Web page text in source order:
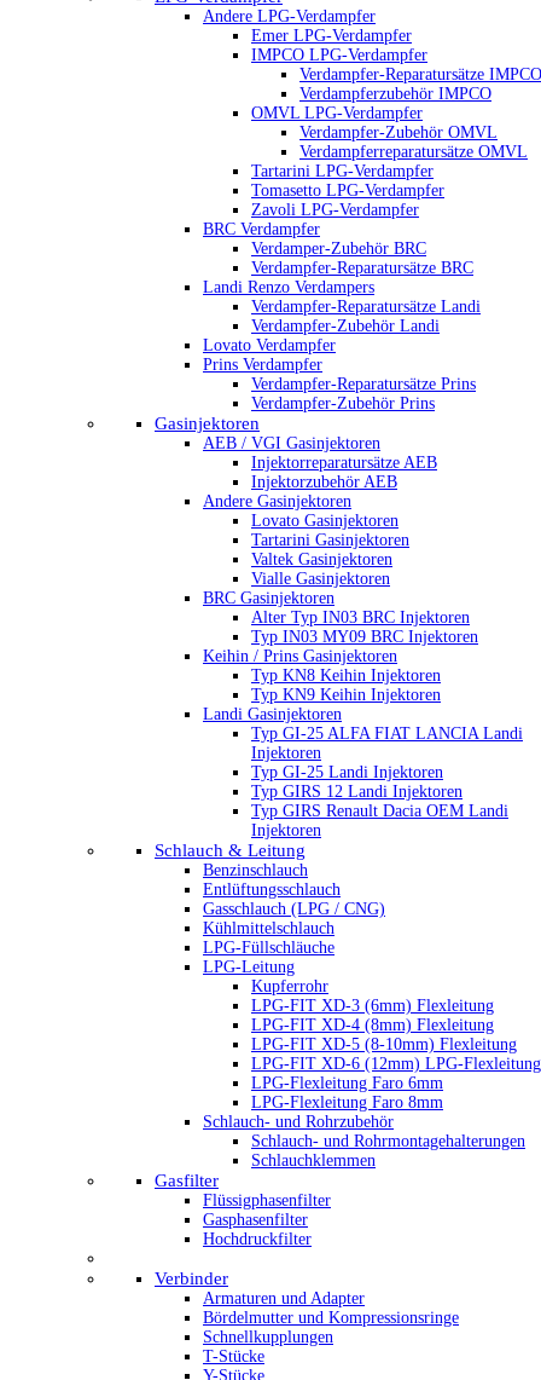
Andere LPG-Verdampfer
Emer LPG-Verdampfer
IMPCO LPG-Verdampfer
Verdampfer-Reparatursätze IMPCO
Verdampferzubehör IMPCO
OMVL LPG-Verdampfer
Verdampfer-Zubehör OMVL
Verdampferreparatursätze OMVL
Tartarini LPG-Verdampfer
Tomasetto LPG-Verdampfer
Zavoli LPG-Verdampfer
BRC Verdampfer
Verdamper-Zubehör BRC
Verdampfer-Reparatursätze BRC
Landi Renzo Verdampers
Verdampfer-Reparatursätze Landi
Verdampfer-Zubehör Landi
Lovato Verdampfer
Prins Verdampfer
Verdampfer-Reparatursätze Prins
Verdampfer-Zubehör Prins
Gasinjektoren
AEB / VGI Gasinjektoren
Injektorreparatursätze AEB
Injektorzubehör AEB
Andere Gasinjektoren
Lovato Gasinjektoren
Tartarini Gasinjektoren
Valtek Gasinjektoren
Vialle Gasinjektoren
BRC Gasinjektoren
Alter Typ IN03 BRC Injektoren
Typ IN03 MY09 BRC Injektoren
Keihin / Prins Gasinjektoren
Typ KN8 Keihin Injektoren
Typ KN9 Keihin Injektoren
Landi Gasinjektoren
Typ GI-25 ALFA FIAT LANCIA Landi
Injektoren
Typ GI-25 Landi Injektoren
Typ GIRS 12 Landi Injektoren
Typ GIRS Renault Dacia OEM Landi
Injektoren
Schlauch & Leitung
Benzinschlauch
Entlüftungsschlauch
Gasschlauch (LPG / CNG)
Kühlmittelschlauch
LPG-Füllschläuche
LPG-Leitung
Kupferrohr
LPG-FIT XD-3 (6mm) Flexleitung
LPG-FIT XD-4 (8mm) Flexleitung
LPG-FIT XD-5 (8-10mm) Flexleitung
LPG-FIT XD-6 (12mm) LPG-Flexleitung
LPG-Flexleitung Faro 6mm
LPG-Flexleitung Faro 8mm
Schlauch- und Rohrzubehör
Schlauch- und Rohrmontagehalterungen
Schlauchklemmen
Gasfilter
Flüssigphasenfilter
Gasphasenfilter
Hochdruckfilter
Verbinder
Armaturen und Adapter
Bördelmutter und Kompressionsringe
Schnellkupplungen
T-Stücke
Y-Stücke